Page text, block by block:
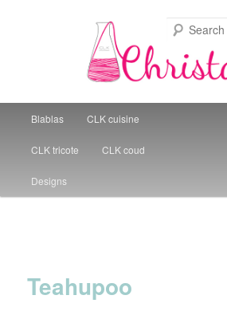
Christal Little Kitchen
Skip to primary content
Blablas CLK cuisine
CLK tricote CLK coud
Designs
Teahupoo